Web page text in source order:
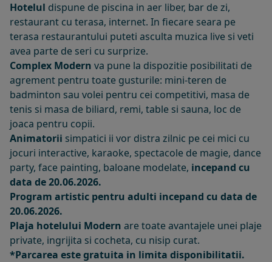
Hotelul dispune de piscina in aer liber, bar de zi,
restaurant cu terasa, internet. In fiecare seara pe
terasa restaurantului puteti asculta muzica live si veti
avea parte de seri cu surprize.
Complex Modern va pune la dispozitie posibilitati de
agrement pentru toate gusturile: mini-teren de
badminton sau volei pentru cei competitivi, masa de
tenis si masa de biliard, remi, table si sauna, loc de
joaca pentru copii.
Animatorii simpatici ii vor distra zilnic pe cei mici cu
jocuri interactive, karaoke, spectacole de magie, dance
party, face painting, baloane modelate, incepand cu
data de 20.06.2026.
Program artistic pentru adulti incepand cu data de
20.06.2026.
Plaja hotelului Modern are toate avantajele unei plaje
private, ingrijita si cocheta, cu nisip curat.
*Parcarea este gratuita in limita disponibilitatii.